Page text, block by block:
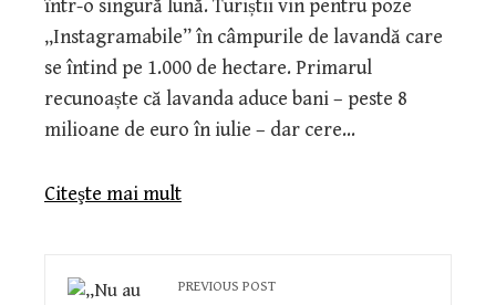
într-o singură lună. Turiștii vin pentru poze
„Instagramabile” în câmpurile de lavandă care
se întind pe 1.000 de hectare. Primarul
recunoaște că lavanda aduce bani – peste 8
milioane de euro în iulie – dar cere…
Citeşte mai mult
PREVIOUS POST